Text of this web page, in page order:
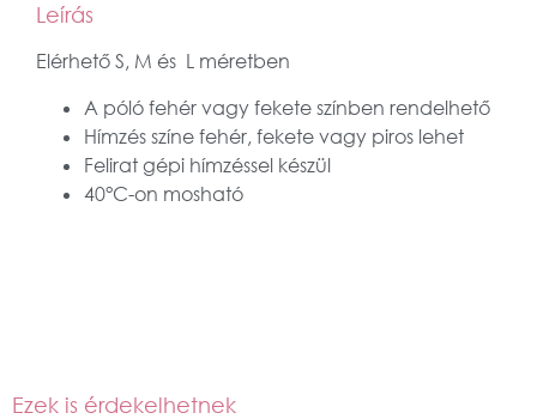
Leírás
Elérhető S, M és L méretben
A póló fehér vagy fekete színben rendelhető
Hímzés színe fehér, fekete vagy piros lehet
Felirat gépi hímzéssel készül
40°C-on mosható
Ezek is érdekelhetnek